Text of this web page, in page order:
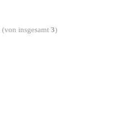
(von insgesamt 3)